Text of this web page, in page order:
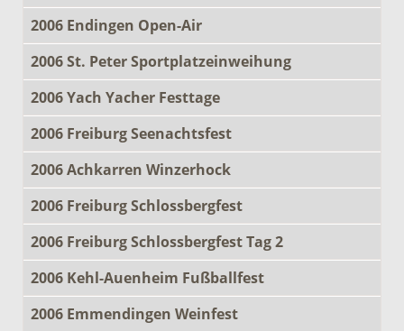
2006 Endingen Open-Air
2006 St. Peter Sportplatzeinweihung
2006 Yach Yacher Festtage
2006 Freiburg Seenachtsfest
2006 Achkarren Winzerhock
2006 Freiburg Schlossbergfest
2006 Freiburg Schlossbergfest Tag 2
2006 Kehl-Auenheim Fußballfest
2006 Emmendingen Weinfest